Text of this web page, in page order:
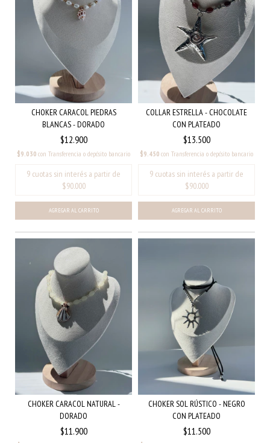
CHOKER CARACOL PIEDRAS
BLANCAS - DORADO
$12.900
$9.030 con Transferencia o depósito bancario
COLLAR ESTRELLA - CHOCOLATE
CON PLATEADO
$13.500
$9.450 con Transferencia o depósito bancario
CHOKER CARACOL NATURAL -
DORADO
$11.900
CHOKER SOL RÚSTICO - NEGRO
CON PLATEADO
$11.500